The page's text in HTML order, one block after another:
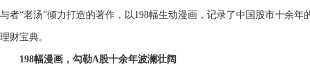
与者“老汤”倾力打造的著作，以198幅生动漫画，记录了中国股市十余
理财宝典。
198幅漫画，勾勒A股十余年波澜壮阔